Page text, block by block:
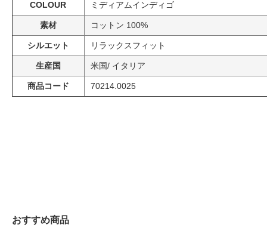
COLOUR ミディアムインディゴ
素材 コットン 100%
シルエット リラックスフィット
生産国 米国/ イタリア
商品コード 70214.0025
おすすめ商品